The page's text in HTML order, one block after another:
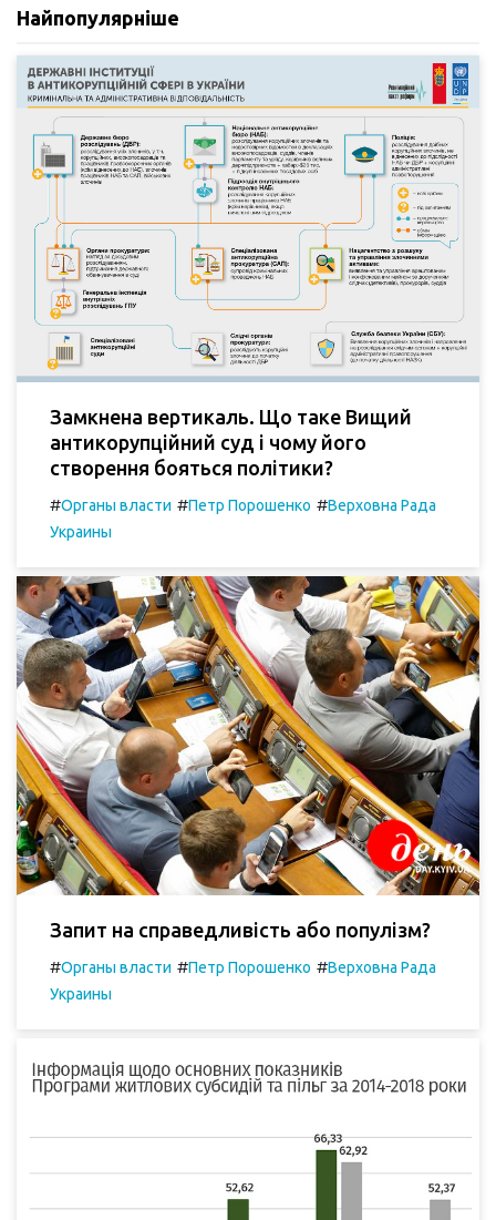
Найпопулярніше
Замкнена вертикаль. Що таке Вищий
антикорупційний суд і чому його
створення бояться політики?
#Органы власти #Петр Порошенко #Верховна Рада
Украины
Запит на справедливість або популізм?
#Органы власти #Петр Порошенко #Верховна Рада
Украины